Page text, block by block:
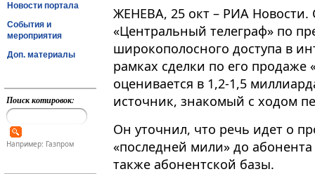
Новости портала
События и
мероприятия
Доп. материалы
Поиск котировок:
Например: Газпром
ЖЕНЕВА, 25 окт – РИА
«Центральный телеграф» по
широкополосного доступа в
рамках сделки по его продаже
оценивается в 1,2-1,5
источник, знакомый с ходом
Он уточнил, что речь идет о
«последней мили» до
также абонентской базы.